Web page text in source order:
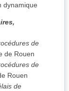
dynamique
de
de Rouen
de
Rouen
de